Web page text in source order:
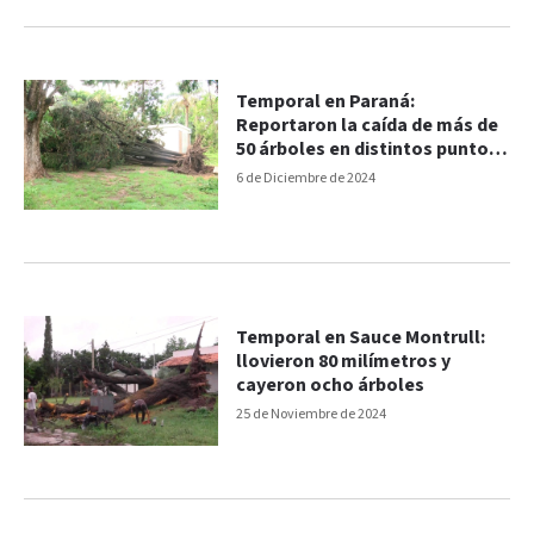
6 de Diciembre de 2024
Temporal en Paraná:
Reportaron la caída de más de
50 árboles en distintos puntos
de la ciudad
25 de Noviembre de 2024
Temporal en Sauce Montrull:
llovieron 80 milímetros y
cayeron ocho árboles